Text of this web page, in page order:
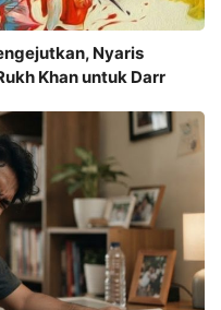
Nyaris
Khan untuk Darr